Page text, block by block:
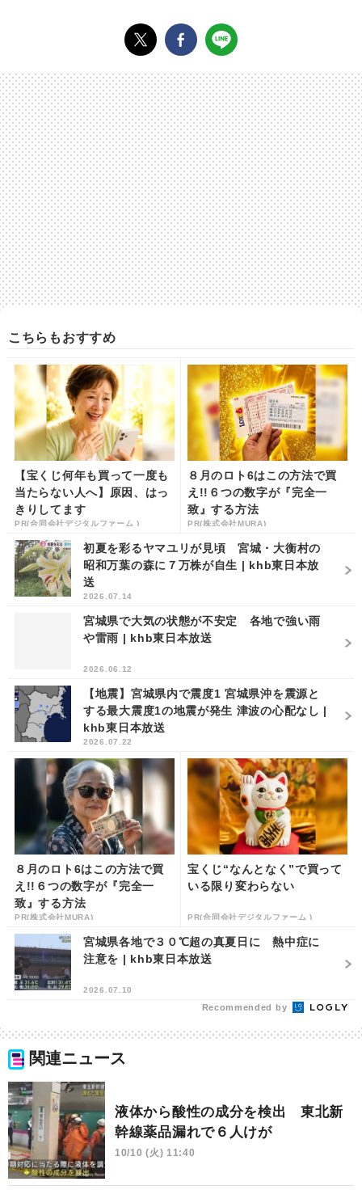
こちらもおすすめ
【宝くじ何年も買って一度も
当たらない人へ】原因、はっ
きりしてます
PR(合同会社デジタルファーム )
８月のロト6はこの方法で買
え!!６つの数字が『完全一
致』する方法
PR(株式会社MURA)
初夏を彩るヤマユリが見頃 宮城・大衡村の
昭和万葉の森に７万株が自生 | khb東日本放
送
2026.07.14
宮城県で大気の状態が不安定 各地で強い雨
や雷雨 | khb東日本放送
2026.06.12
【地震】宮城県内で震度1 宮城県沖を震源と
する最大震度1の地震が発生 津波の心配なし |
khb東日本放送
2026.07.22
８月のロト6はこの方法で買
え!!６つの数字が『完全一
致』する方法
PR(株式会社MURA)
宝くじ“なんとなく”で買って
いる限り変わらない
PR(合同会社デジタルファーム )
宮城県各地で３０℃超の真夏日に 熱中症に
注意を | khb東日本放送
2026.07.10
Recommended by
関連ニュース
液体から酸性の成分を検出 東北新
幹線薬品漏れで６人けが
10/10 (火) 11:40